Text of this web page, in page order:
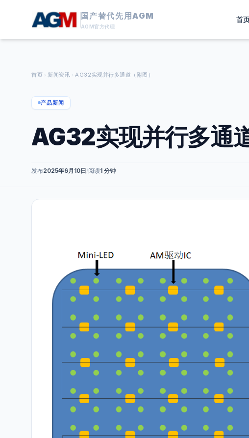
国产替代先用AGM
AGM官方代理
首
首页 新闻资讯 AG32实现并行多通道（附图）
产品新闻
AG32实现并行多通
发布2025年6月10日/阅读1 分钟